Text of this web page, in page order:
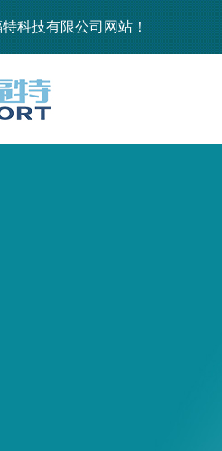
科技有限公司网站！